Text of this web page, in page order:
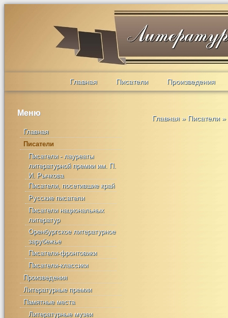
Главная Писатели Произведения
Меню
Главная
Писатели
Писатели - лауреаты
литературной премии им. П.
И. Рычкова
Писатели, посетившие край
Русские писатели
Писатели национальных
литератур
Оренбургское литературное
зарубежье
Писатели-фронтовики
Писатели-классики
Произведения
Литературные премии
Памятные места
Литературные музеи
Главная » Писатели »